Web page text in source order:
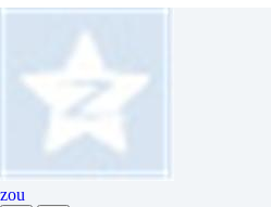
zou